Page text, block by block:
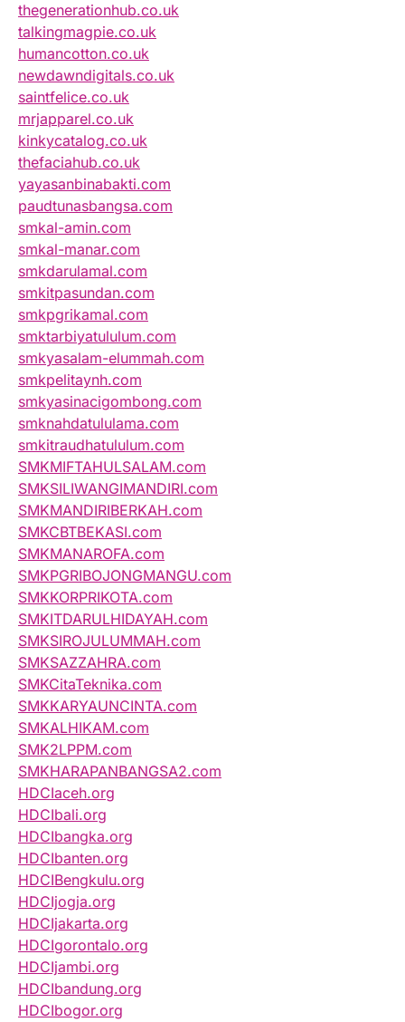
thegenerationhub.co.uk
talkingmagpie.co.uk
humancotton.co.uk
newdawndigitals.co.uk
saintfelice.co.uk
mrjapparel.co.uk
kinkycatalog.co.uk
thefaciahub.co.uk
yayasanbinabakti.com
paudtunasbangsa.com
smkal-amin.com
smkal-manar.com
smkdarulamal.com
smkitpasundan.com
smkpgrikamal.com
smktarbiyatululum.com
smkyasalam-elummah.com
smkpelitaynh.com
smkyasinacigombong.com
smknahdatululama.com
smkitraudhatululum.com
SMKMIFTAHULSALAM.com
SMKSILIWANGIMANDIRI.com
SMKMANDIRIBERKAH.com
SMKCBTBEKASI.com
SMKMANAROFA.com
SMKPGRIBOJONGMANGU.com
SMKKORPRIKOTA.com
SMKITDARULHIDAYAH.com
SMKSIROJULUMMAH.com
SMKSAZZAHRA.com
SMKCitaTeknika.com
SMKKARYAUNCINTA.com
SMKALHIKAM.com
SMK2LPPM.com
SMKHARAPANBANGSA2.com
HDCIaceh.org
HDCIbali.org
HDCIbangka.org
HDCIbanten.org
HDCIBengkulu.org
HDCIjogja.org
HDCIjakarta.org
HDCIgorontalo.org
HDCIjambi.org
HDCIbandung.org
HDCIbogor.org